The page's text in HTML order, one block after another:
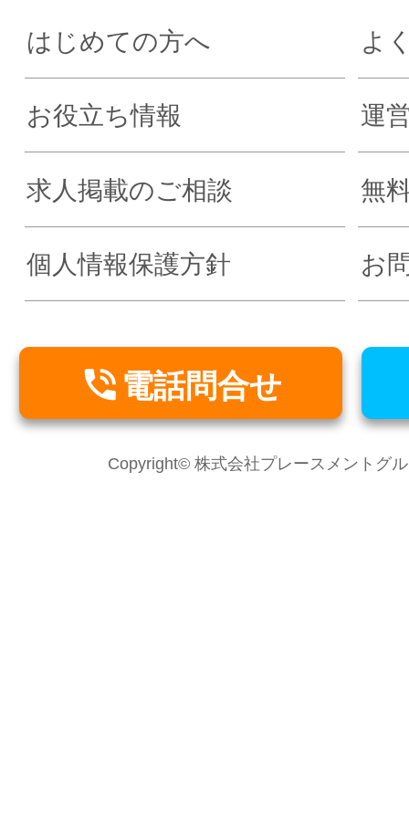
はじめての方へ よ
お役立ち情報 運
求人掲載のご相談 無
個人情報保護方針 お
 電話問合せ
Copyright© 株式会社プレースメントグ